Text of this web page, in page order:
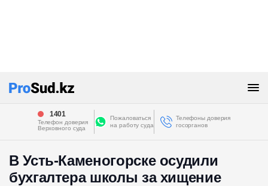
1401
Телефон доверия
Верховного суда
Пожаловаться
на работу суда
Телефоны доверия
госорганов
В Усть-Каменогорске осудили
бухгалтера школы за хищение